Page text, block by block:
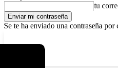
tu
Se te ha enviado una contraseña